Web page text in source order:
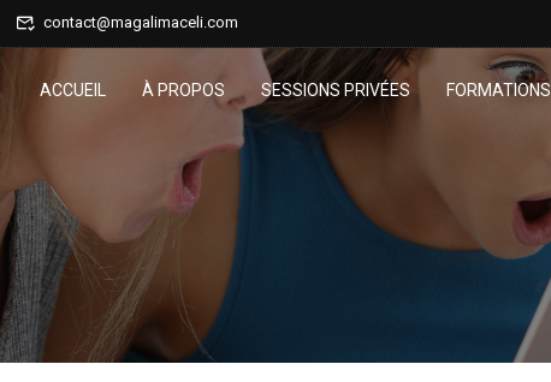
contact@magalimaceli.com
ACCUEIL À PROPOS SESSIONS PRIVÉES FORMATIONS